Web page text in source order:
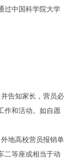
过中国科学院大学
告知家长，营员必
作和活动。如自愿
地高校营员报销单
二等座或相当于动